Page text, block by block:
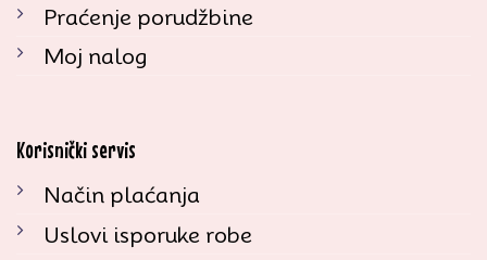
Praćenje porudžbine
Moj nalog
Korisnički servis
Način plaćanja
Uslovi isporuke robe